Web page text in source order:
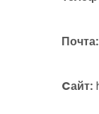
Почта:
Cайт: